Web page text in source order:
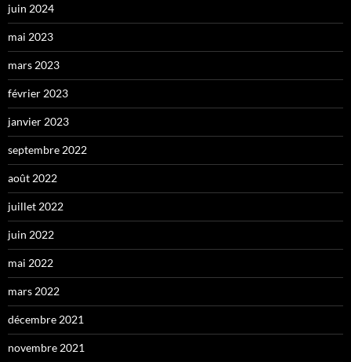
juin 2024
mai 2023
mars 2023
février 2023
janvier 2023
septembre 2022
août 2022
juillet 2022
juin 2022
mai 2022
mars 2022
décembre 2021
novembre 2021